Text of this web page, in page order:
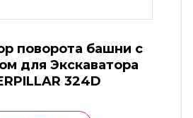
поворота башни с
для Экскаватора
324D